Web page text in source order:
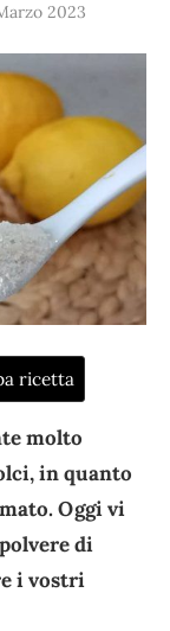
2023
ricetta
molto
in quanto
Oggi vi
di
i vostri